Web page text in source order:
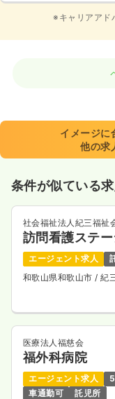
※キャリアアド
イメージに
他の求
条件が似ている
社会福祉法人紀三福祉
訪問看護ステ
エージェント求人
和歌山県和歌山市 / 紀
医療法人福慈会
福外科病院
エージェント求人
車通勤可
託児所